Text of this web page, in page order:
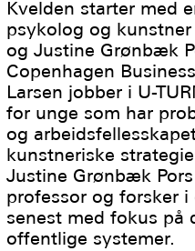
Kvelden starter med
psykolog og
og Justine Grønbæk
Copenhagen
Larsen jobber i U-
for unge som har
og
kunstneriske
Justine Grønbæk
professor og forsker
senest med fokus på
offentlige systemer.